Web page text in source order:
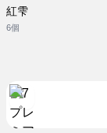
紅雫
6個